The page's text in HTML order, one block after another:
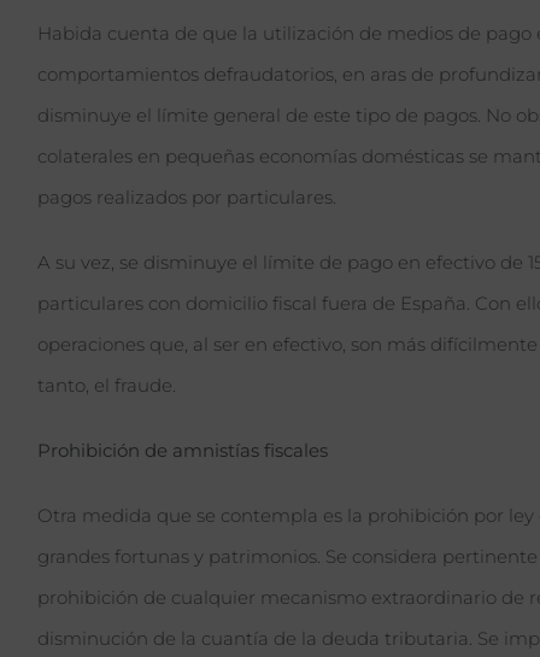
Habida cuenta de que la utilización de medios de pago
comportamientos defraudatorios, en aras de
disminuye el límite general de este tipo de pagos. No
colaterales en pequeñas economías domésticas se
pagos realizados por particulares.
A su vez, se disminuye el límite de pago en efectivo de
particulares con domicilio fiscal fuera de España. Con
operaciones que, al ser en efectivo, son más
tanto, el fraude.
Prohibición de amnistías fiscales
Otra medida que se contempla es la prohibición por
grandes fortunas y patrimonios. Se considera
prohibición de cualquier mecanismo extraordinario de
disminución de la cuantía de la deuda tributaria. Se